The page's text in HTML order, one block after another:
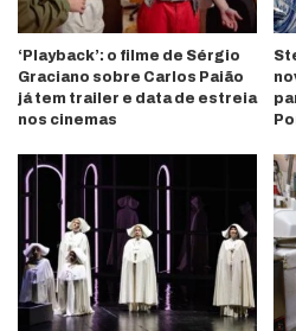
‘Playback’: o filme de Sérgio
Graciano sobre Carlos Paião
já tem trailer e data de estreia
nos cinemas